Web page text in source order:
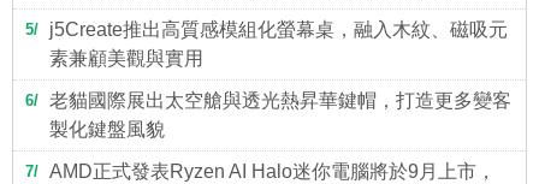
5
j5Create推出高質感模組化螢幕桌，融入木紋、磁吸元
素兼顧美觀與實用
6
老貓國際展出太空艙與透光熱昇華鍵帽，打造更多變客
製化鍵盤風貌
7
AMD正式發表Ryzen AI Halo迷你電腦將於9月上市，